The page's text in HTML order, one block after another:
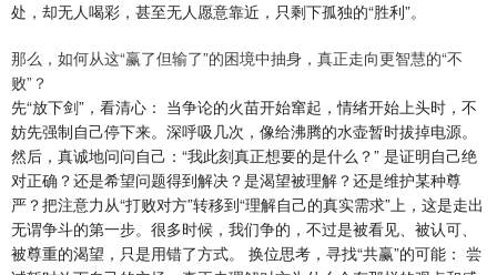
处，却无人喝彩，甚至无人愿意靠近，只剩下孤独的“胜利”。
那么，如何从这“赢了但输了”的困境中抽身，真正走向更智慧的“不
败”？
先“放下剑”，看清心： 当争论的火苗开始窜起，情绪开始上头时，不
妨先强制自己停下来。深呼吸几次，像给沸腾的水壶暂时拔掉电源。
然后，真诚地问问自己：“我此刻真正想要的是什么？” 是证明自己绝
对正确？还是希望问题得到解决？是渴望被理解？还是维护某种尊
严？把注意力从“打败对方”转移到“理解自己的真实需求”上，这是走出
无谓争斗的第一步。很多时候，我们争的，不过是被看见、被认可、
被尊重的渴望，只是用错了方式。 换位思考，寻找“共赢”的可能： 尝